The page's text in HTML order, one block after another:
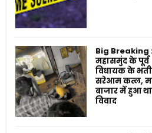
Big Breaking
महासमुंद के पूर्व
विधायक के
सरेआम कत्ल,
बाजार में हुआ था
विवाद